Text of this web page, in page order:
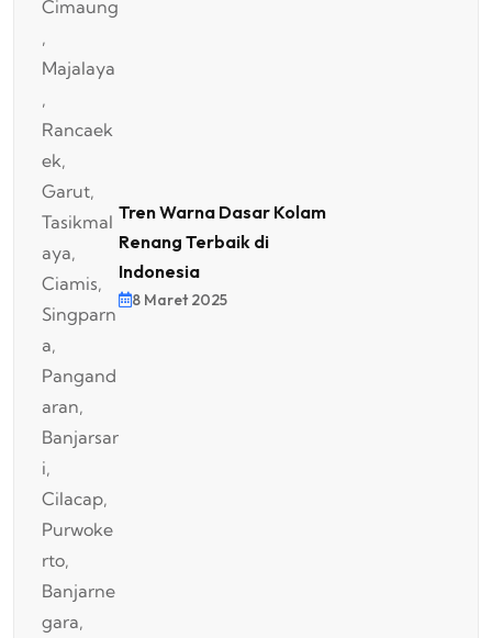
Tren Warna Dasar Kolam
Renang Terbaik di
Indonesia
8 Maret 2025